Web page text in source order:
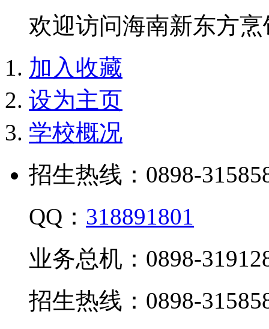
欢迎访问海南新东方
加入收藏
设为主页
学校概况
招生热线：0898-
QQ： 318891801
业务总机：0898-
招生热线：0898-